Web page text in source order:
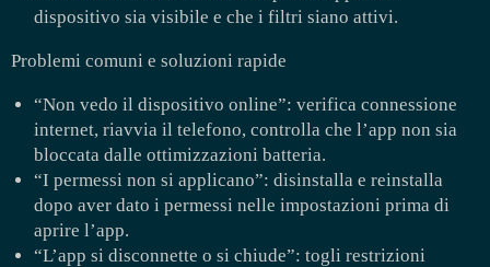
dispositivo sia visibile e che i filtri siano attivi.
Problemi comuni e soluzioni rapide
“Non vedo il dispositivo online”: verifica connessione
internet, riavvia il telefono, controlla che l’app non sia
bloccata dalle ottimizzazioni batteria.
“I permessi non si applicano”: disinstalla e reinstalla
dopo aver dato i permessi nelle impostazioni prima di
aprire l’app.
“L’app si disconnette o si chiude”: togli restrizioni